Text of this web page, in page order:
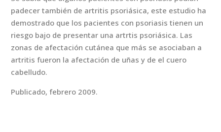
padecer también de artritis psoriásica, este estudio ha
demostrado que los pacientes con psoriasis tienen un
riesgo bajo de presentar una artrtis psoriásica. Las
zonas de afectación cutánea que más se asociaban a
artritis fueron la afectación de uñas y de el cuero
cabelludo.
Publicado, febrero 2009.